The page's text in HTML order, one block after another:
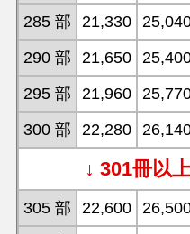
285 部
21,330
290 部
21,650
295 部
21,960
300 部
22,280
↓ 301冊以
305 部 22,600